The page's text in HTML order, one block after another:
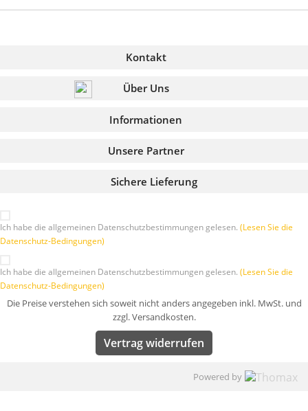
Kontakt
Über Uns
Informationen
Sichere Lieferung
Unsere Partner
Ich habe die allgemeinen Datenschutzbestimmungen gelesen. (Lesen Sie die
Datenschutz-Bedingungen)
Ich habe die allgemeinen Datenschutzbestimmungen gelesen. (Lesen Sie die
Datenschutz-Bedingungen)
Die Preise verstehen sich soweit nicht anders angegeben inkl. MwSt. und
zzgl. Versandkosten.
Vertrag widerrufen
Powered by